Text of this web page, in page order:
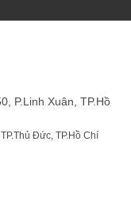
P.Linh Xuân, TP.Hồ
Đức, TP.Hồ Chí